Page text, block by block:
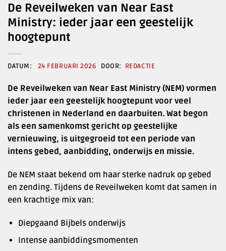
De Reveilweken van Near East
Ministry: ieder jaar een geestelijk
hoogtepunt
24 FEBRUARI 2026 REDACTIE
De Reveilweken van Near East Ministry (NEM) vormen
ieder jaar een geestelijk hoogtepunt voor veel
christenen in Nederland en daarbuiten. Wat begon
als een samenkomst gericht op geestelijke
vernieuwing, is uitgegroeid tot een periode van
intens gebed, aanbidding, onderwijs en missie.
De NEM staat bekend om haar sterke nadruk op gebed
en zending. Tijdens de Reveilweken komt dat samen in
een krachtige mix van:
Diepgaand Bijbels onderwijs
Intense aanbiddingsmomenten